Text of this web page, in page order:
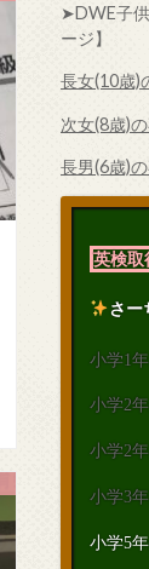
➤DWE子
ージ】
長女(10歳)
次女(8歳)
長男(6歳)
英検取
さー
小学1
小学2
小学2
小学3
小学5